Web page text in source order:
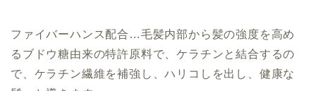
ファイバーハンス配合…毛髪内部から髪の強度を高め
るブドウ糖由来の特許原料で、ケラチンと結合するの
で、ケラチン繊維を補強し、ハリコしを出し、健康な